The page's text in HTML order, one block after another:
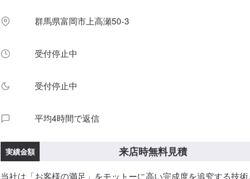
------------------------------------------【1】オファーにてお問い合わせ
態により決定いたします。-----パーツ持ち込みについて-----パーツ
ついて-----無料の代車をご用意しています。お車の作業中は代車
手にMMM様の看板がある所を右折していただければ工場がありま
電話いただければと思います。入庫の際はお気をつけてお越しく
い。駐車スペースは事務所前の空いているスペースに駐車してく
い。受付はスタッフへ「メンテモで予約しました」とお伝えくだ
群馬県富岡市上高瀬50-3
受付停止中
受付停止中
平均4時間で返信
実績金額 来店時無料見積
当社は「お客様の満足」をモットーに高い完成度を追究する技術